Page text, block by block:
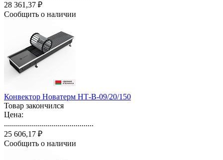
28 361,37 ₽
Сообщить о наличии
Конвектор Новатерм НТ-В-09/20/150
Товар закончился
Цена:
.............................................
25 606,17 ₽
Сообщить о наличии